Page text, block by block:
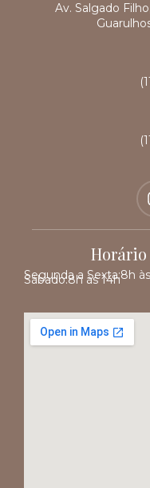
Av. Salgado
Segunda a Sexta:8h
Sábado:8h às 14h